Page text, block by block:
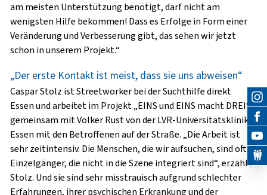
am meisten Unterstützung benötigt, darf nicht am
wenigsten Hilfe bekommen! Dass es Erfolge in Form einer
Veränderung und Verbesserung gibt, das sehen wir jetzt
schon in unserem Projekt.“
„Der erste Kontakt ist meist, dass sie uns abweisen“
Caspar Stolz ist Streetworker bei der Suchthilfe direkt
Essen und arbeitet im Projekt „EINS und EINS macht DREI“
gemeinsam mit Volker Rust von der LVR-Universitätsklinik
Essen mit den Betroffenen auf der Straße. „Die Arbeit ist
sehr zeitintensiv. Die Menschen, die wir aufsuchen, sind oft
Einzelgänger, die nicht in die Szene integriert sind“, erzählt
Stolz. Und sie sind sehr misstrauisch aufgrund schlechter
Erfahrungen, ihrer psychischen Erkrankung und der